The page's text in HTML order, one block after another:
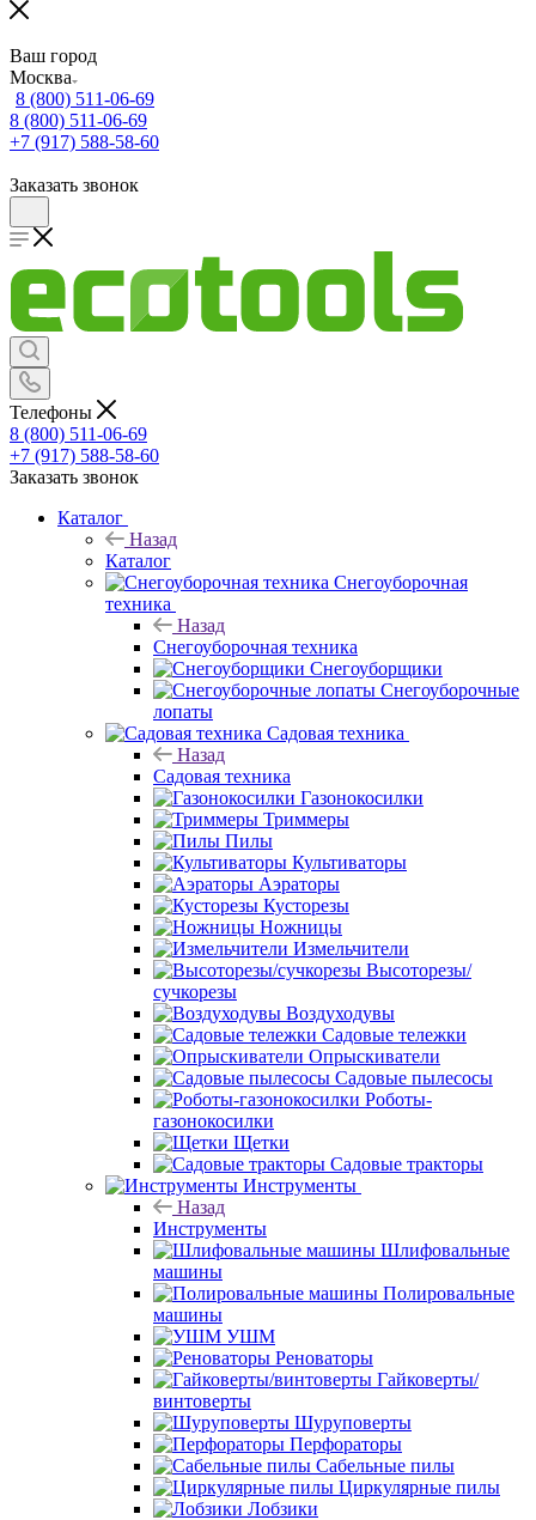
Ваш город
Москва
8 (800) 511-06-69
8 (800) 511-06-69
+7 (917) 588-58-60
Заказать звонок
Телефоны
8 (800) 511-06-69
+7 (917) 588-58-60
Заказать звонок
Каталог
Назад
Каталог
Снегоуборочная
техника
Назад
Снегоуборочная техника
Снегоуборщики
Снегоуборочные
лопаты
Садовая техника
Назад
Садовая техника
Газонокосилки
Триммеры
Пилы
Культиваторы
Аэраторы
Кусторезы
Ножницы
Измельчители
Высоторезы/
сучкорезы
Воздуходувы
Садовые тележки
Опрыскиватели
Садовые пылесосы
Роботы-
газонокосилки
Щетки
Садовые тракторы
Инструменты
Назад
Инструменты
Шлифовальные
машины
Полировальные
машины
УШМ
Реноваторы
Гайковерты/
винтоверты
Шуруповерты
Перфораторы
Сабельные пилы
Циркулярные пилы
Лобзики